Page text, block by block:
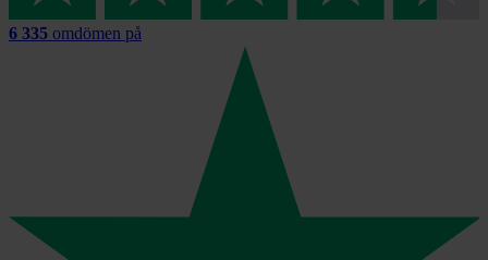
6 335 omdömen på